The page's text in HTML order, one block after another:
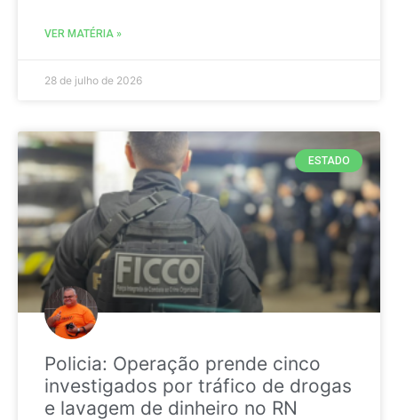
VER MATÉRIA »
28 de julho de 2026
ESTADO
Policia: Operação prende cinco
investigados por tráfico de drogas
e lavagem de dinheiro no RN